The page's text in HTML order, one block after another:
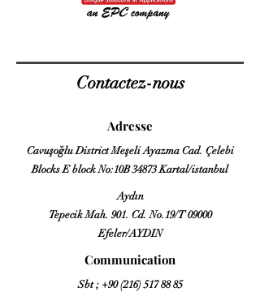
Contactez-nous
Adresse
Cavuşoğlu District Meşeli Ayazma Cad. Çelebi
Blocks E block No:10B 34873 Kartal/istanbul
Aydın
Tepecik Mah. 901. Cd. No.19/T 09000
Efeler/AYDIN
Communication
Sbt ; +90 (216) 517 88 85